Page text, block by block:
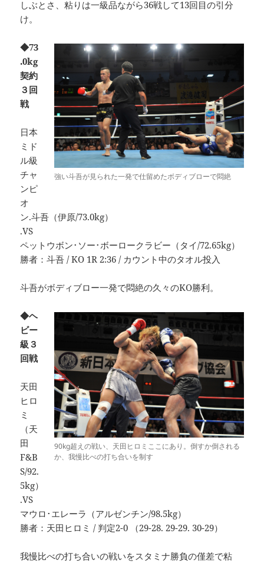
しぶとさ、粘りは一級品ながら36戦して13回目の引分
け。
強い斗吾が見られた一発で仕留めたボディブローで悶絶
◆73
.0kg
契約
３回
戦
日本
ミド
ル級
チャ
ンピ
オ
ン.斗吾（伊原/73.0kg）
.VS
ペットウボン･ソー･ボーロークラビー（タイ/72.65kg）
勝者：斗吾 / KO 1R 2:36 / カウント中のタオル投入
斗吾がボディブロー一発で悶絶の久々のKO勝利。
90kg超えの戦い、天田ヒロミここにあり。倒すか倒される
か、我慢比べの打ち合いを制す
◆ヘ
ビー
級３
回戦
天田
ヒロ
ミ
（天
田
F&B
S/92.
5kg）
.VS
マウロ･エレーラ（アルゼンチン/98.5kg）
勝者：天田ヒロミ / 判定2-0 （29-28. 29-29. 30-29）
我慢比べの打ち合いの戦いをスタミナ勝負の僅差で粘